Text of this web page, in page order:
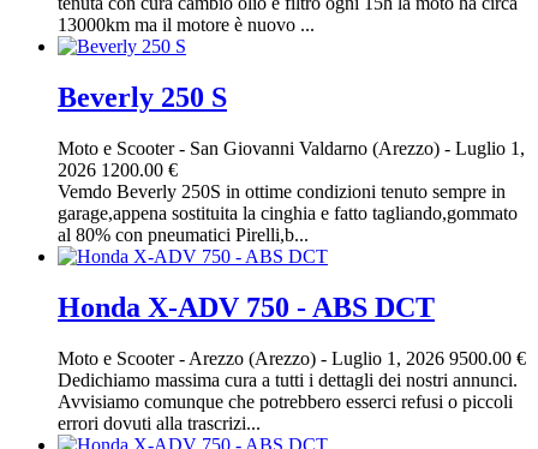
13000km ma il motore è nuovo ...
Beverly 250 S
Moto e Scooter- San Giovanni Valdarno (Arezzo) - Luglio 1,
2026 1200.00 €
Vemdo Beverly 250S in ottime condizioni tenuto sempre in
garage,appena sostituita la cinghia e fatto tagliando,gommato
al 80% con pneumatici Pirelli,b...
Honda X-ADV 750 - ABS DCT
Moto e Scooter- Arezzo (Arezzo) - Luglio 1, 2026 9500.00 €
Dedichiamo massima cura a tutti i dettagli dei nostri annunci.
Avvisiamo comunque che potrebbero esserci refusi o piccoli
errori dovuti alla trascrizi...